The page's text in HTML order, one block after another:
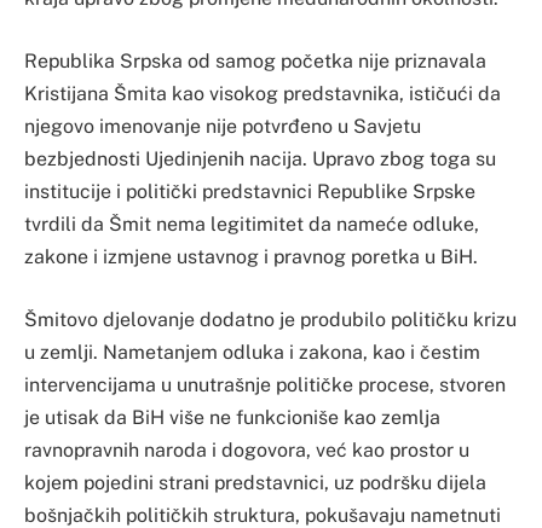
Republika Srpska od samog početka nije priznavala
Kristijana Šmita kao visokog predstavnika, ističući da
njegovo imenovanje nije potvrđeno u Savjetu
bezbjednosti Ujedinjenih nacija. Upravo zbog toga su
institucije i politički predstavnici Republike Srpske
tvrdili da Šmit nema legitimitet da nameće odluke,
zakone i izmjene ustavnog i pravnog poretka u BiH.
Šmitovo djelovanje dodatno je produbilo političku krizu
u zemlji. Nametanjem odluka i zakona, kao i čestim
intervencijama u unutrašnje političke procese, stvoren
je utisak da BiH više ne funkcioniše kao zemlja
ravnopravnih naroda i dogovora, već kao prostor u
kojem pojedini strani predstavnici, uz podršku dijela
bošnjačkih političkih struktura, pokušavaju nametnuti